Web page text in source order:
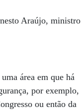
Araújo, ministro
área em que há
por exemplo,
ou então da